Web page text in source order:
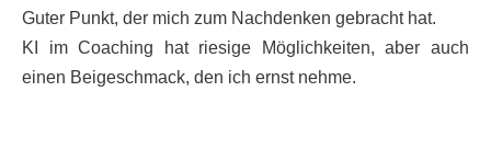
Guter Punkt, der mich zum Nachdenken gebracht hat.
KI im Coaching hat riesige Möglichkeiten, aber auch
einen Beigeschmack, den ich ernst nehme.